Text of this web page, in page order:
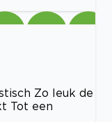
Zo leuk de
Tot een